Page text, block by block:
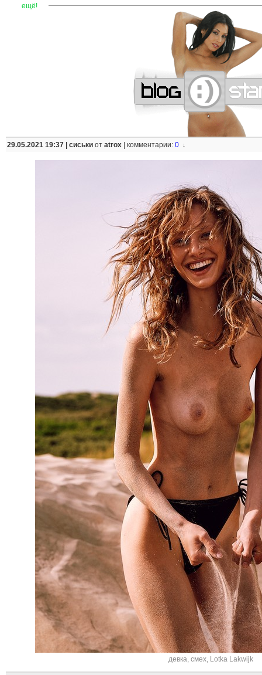
ещё! ——————————————————————
29.05.2021 19:37 | сиськи от atrox комментарии: 0 ↓
девка, смех, Lotka Lakwijk